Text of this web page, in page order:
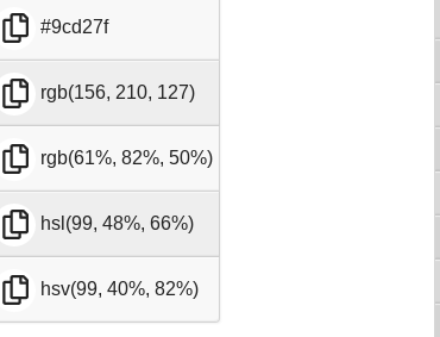
#9cd27f
rgb(156, 210, 127)
rgb(61%, 82%, 50%)
hsl(99, 48%, 66%)
hsv(99, 40%, 82%)